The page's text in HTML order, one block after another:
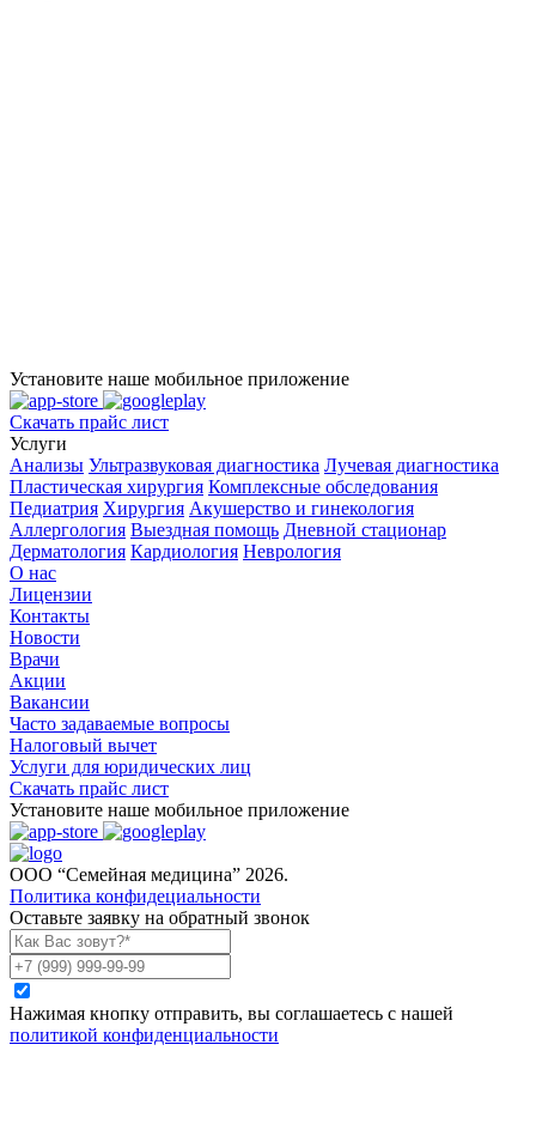
Установите наше мобильное приложение
Скачать прайс лист
Услуги
Анализы Ультразвуковая диагностика Лучевая диагностика
Пластическая хирургия Комплексные обследования
Педиатрия Хирургия Акушерство и гинекология
Аллергология Выездная помощь Дневной стационар
Дерматология Кардиология Неврология
О нас
Лицензии
Контакты
Новости
Врачи
Акции
Вакансии
Часто задаваемые вопросы
Налоговый вычет
Услуги для юридических лиц
Скачать прайс лист
Установите наше мобильное приложение
ООО “Семейная медицина” 2026.
Политика конфидециальности
Оставьте заявку на обратный звонок
Нажимая кнопку отправить, вы соглашаетесь с нашей
политикой конфиденциальности